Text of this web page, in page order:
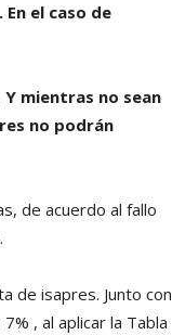
En el caso de
Y mientras no sean
no podrán
de acuerdo al fallo
de isapres. Junto con
, al aplicar la Tabla